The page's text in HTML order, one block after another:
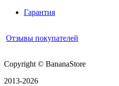
Гарантия
Отзывы покупателей
Copyright © BananaStore
2013-2026